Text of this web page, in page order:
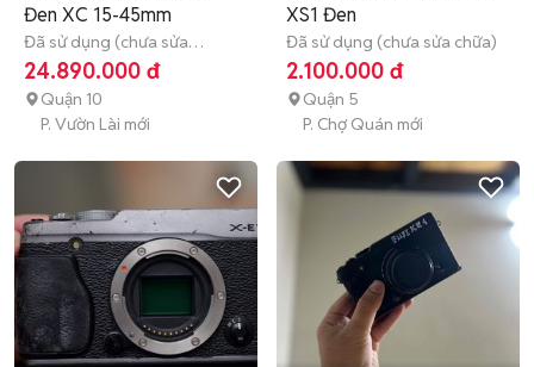
Đen XC 15-45mm
Đã sử dụng (chưa sửa
chữa) 3 tháng
24.890.000 đ
Quận 10
P. Vườn Lài mới
XS1 Đen
Đã sử dụng (chưa sửa chữa)
2.100.000 đ
Quận 5
P. Chợ Quán mới